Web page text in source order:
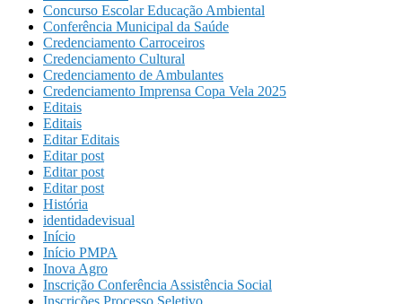
Concurso Escolar Educação Ambiental
Conferência Municipal da Saúde
Credenciamento Carroceiros
Credenciamento Cultural
Credenciamento de Ambulantes
Credenciamento Imprensa Copa Vela 2025
Editais
Editais
Editar Editais
Editar post
Editar post
Editar post
História
identidadevisual
Início
Início PMPA
Inova Agro
Inscrição Conferência Assistência Social
Inscrições Processo Seletivo